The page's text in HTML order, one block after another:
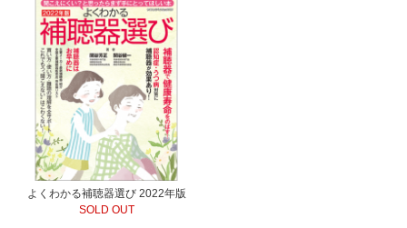
よくわかる補聴器選び 2022年版
SOLD OUT